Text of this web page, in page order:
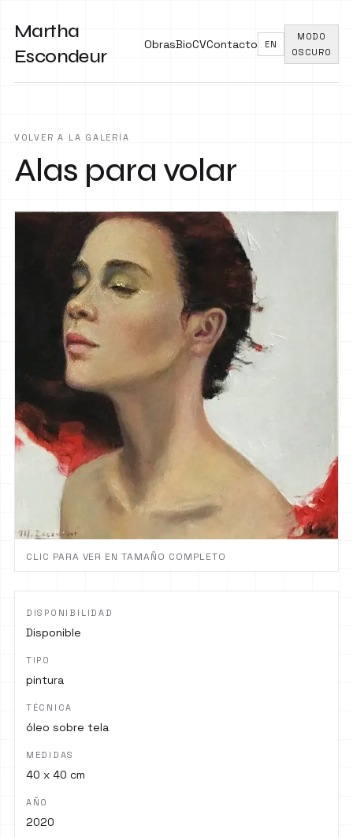
Martha
Escondeur
ObrasBioCVContacto EN
MODO
OSCURO
VOLVER A LA GALERÍA
Alas para volar
CLIC PARA VER EN TAMAÑO COMPLETO
DISPONIBILIDAD
Disponible
TIPO
pintura
TÉCNICA
óleo sobre tela
MEDIDAS
40 x 40 cm
AÑO
2020